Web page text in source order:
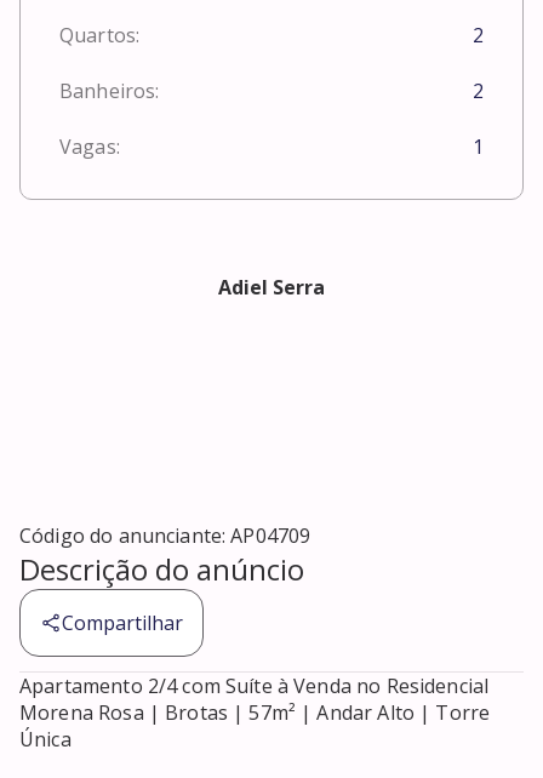
Quartos: 2
Banheiros: 2
Vagas: 1
Adiel Serra
Código do anunciante:AP04709
Descrição do anúncio
Compartilhar
Apartamento 2/4 com Suíte à Venda no Residencial
Morena Rosa | Brotas | 57m² | Andar Alto | Torre
Única